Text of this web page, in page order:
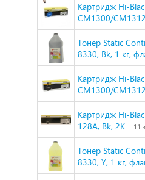
Картридж Hi-
CM1300/
Тонер Static
8330, Bk, 1 кг,
Картридж Hi-
CM1300/
Картридж Hi-
128A, Bk, 2K
11
Тонер Static
8330, Y, 1 кг,